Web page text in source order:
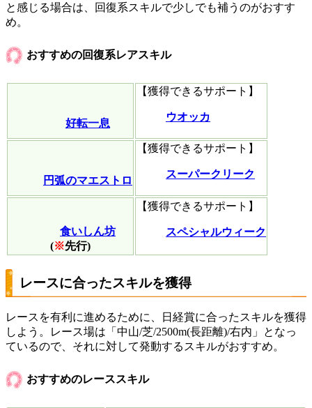
と感じる場合は、回復系スキルで少しでも補うのがおすす
め。
おすすめの回復系レアスキル
好転一息
【獲得できるサポート】
ウオッカ
円弧のマエストロ
【獲得できるサポート】
スーパークリーク
食いしん坊
(※先行)
【獲得できるサポート】
スペシャルウィーク
レースに合ったスキルを獲得
レースを有利に進めるために、日経賞に合ったスキルを獲得
しよう。レース場は「中山/芝/2500m(長距離)/右内」となっ
ているので、それに対して発動するスキルがおすすめ。
おすすめのレーススキル